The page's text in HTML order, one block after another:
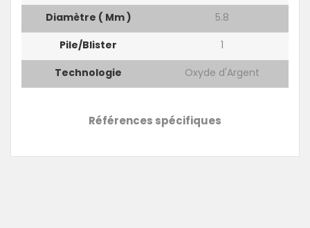
Diamètre ( Mm )
5.8
Pile/blister
1
Technologie
Oxyde d'Argent
Références spécifiques